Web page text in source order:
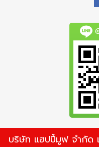
บริษัท แฮปปี้มูฟ จำกัด